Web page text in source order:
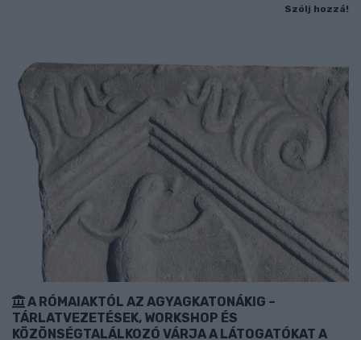
Szólj hozzá!
A RÓMAIAKTÓL AZ AGYAGKATONÁKIG –
TÁRLATVEZETÉSEK, WORKSHOP ÉS
KÖZÖNSÉGTALÁLKOZÓ VÁRJA A LÁTOGATÓKAT A